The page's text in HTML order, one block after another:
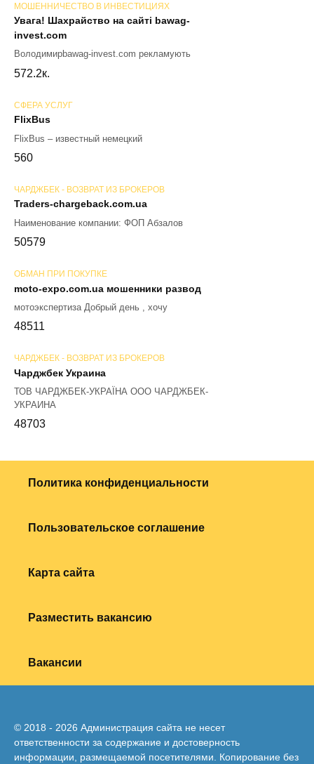
МОШЕННИЧЕСТВО В ИНВЕСТИЦИЯХ
Увага! Шахрайство на сайті bawag-
invest.com
Володимирbawag-invest.com рекламують
572.2к.
СФЕРА УСЛУГ
FlixBus
FlixBus – известный немецкий
560
ЧАРДЖБЕК - ВОЗВРАТ ИЗ БРОКЕРОВ
Traders-chargeback.com.ua
Наименование компании: ФОП Абзалов
50579
ОБМАН ПРИ ПОКУПКЕ
moto-expo.com.ua мошенники развод
мотоэкспертиза Добрый день , хочу
48511
ЧАРДЖБЕК - ВОЗВРАТ ИЗ БРОКЕРОВ
Чарджбек Украина
ТОВ ЧАРДЖБЕК-УКРАЇНА ООО ЧАРДЖБЕК-
УКРАИНА
48703
Политика конфиденциальности
Пользовательское соглашение
Карта сайта
Разместить вакансию
Вакансии
© 2018 - 2026 Администрация сайта не несет
ответственности за содержание и достоверность
информации, размещаемой посетителями. Копирование без